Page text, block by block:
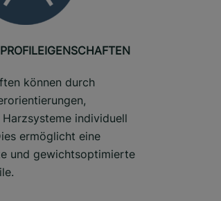
können durch
individuell
ermöglicht eine
und gewichtsoptimierte